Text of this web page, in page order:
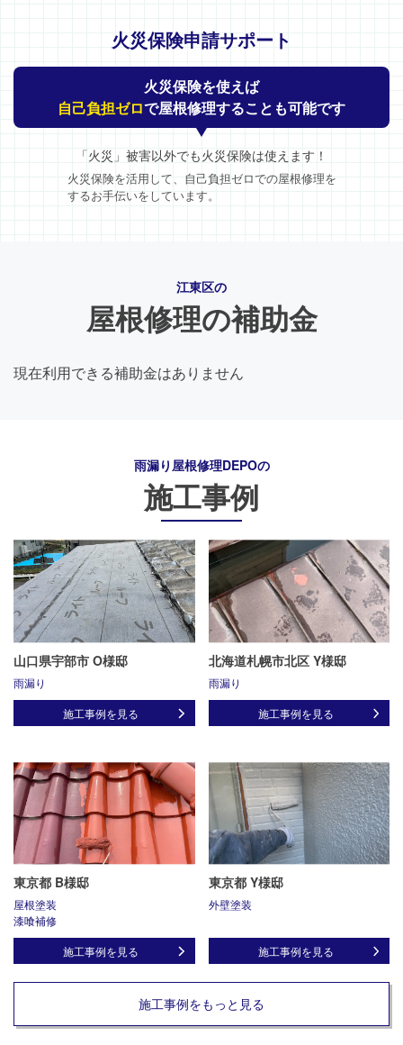
火災保険申請サポート
火災保険を使えば
自己負担ゼロで屋根修理することも可能です
「火災」被害以外でも火災保険は使えます！
火災保険を活用して、自己負担ゼロでの屋根修理を
するお手伝いをしています。
江東区の
屋根修理の補助金
現在利用できる補助金はありません
雨漏り屋根修理DEPOの
施工事例
山口県宇部市 O様邸
雨漏り
施工事例を見る
北海道札幌市北区 Y様邸
雨漏り
施工事例を見る
東京都 B様邸
屋根塗装
漆喰補修
施工事例を見る
東京都 Y様邸
外壁塗装
施工事例を見る
施工事例をもっと見る